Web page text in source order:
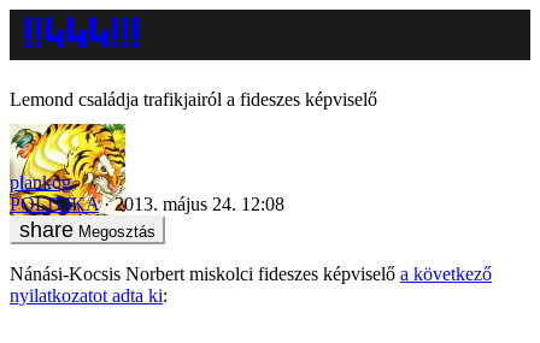
Lemond családja trafikjairól a fideszes képviselő
plankog
POLITIKA
2013. május 24. 12:08
Megosztás
Nánási-Kocsis Norbert miskolci fideszes képviselő a következő
nyilatkozatot adta ki: